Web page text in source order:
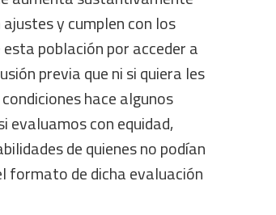
y cumplen con los
población por acceder a
previa que ni si quiera les
hace algunos
evaluamos con equidad,
de quienes no podían
formato de dicha evaluación